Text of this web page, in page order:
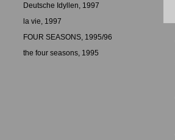
Deutsche Idyllen, 1997
la vie, 1997
FOUR SEASONS, 1995/96
the four seasons, 1995